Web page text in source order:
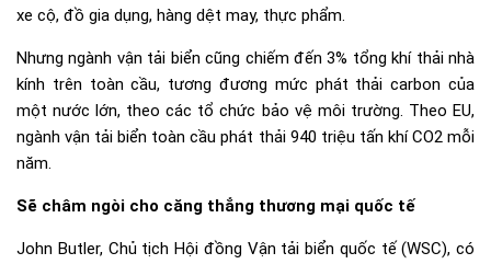
xe cộ, đồ gia dụng, hàng dệt may, thực phẩm.
Nhưng ngành vận tải biển cũng chiếm đến 3% tổng khí thải nhà
kính trên toàn cầu, tương đương mức phát thải carbon của
một nước lớn, theo các tổ chức bảo vệ môi trường. Theo EU,
ngành vận tải biển toàn cầu phát thải 940 triệu tấn khí CO2 mỗi
năm.
Sẽ châm ngòi cho căng thẳng thương mại quốc tế
John Butler, Chủ tịch Hội đồng Vận tải biển quốc tế (WSC), có